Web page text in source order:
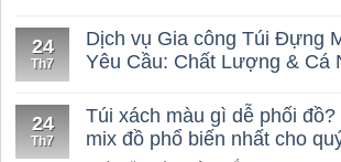
lượng
24
Th7
Dịch vụ Gia công Túi Đựng
Yêu Cầu: Chất Lượng & Cá
24
Th7
Túi xách màu gì dễ phối đồ?
mix đồ phổ biến nhất cho